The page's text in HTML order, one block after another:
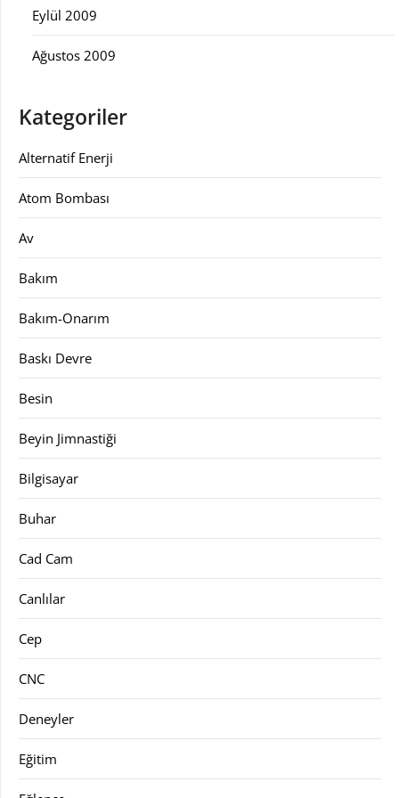
Eylül 2009
Ağustos 2009
Kategoriler
Alternatif Enerji
Atom Bombası
Av
Bakım
Bakım-Onarım
Baskı Devre
Besin
Beyin Jimnastiği
Bilgisayar
Buhar
Cad Cam
Canlılar
Cep
CNC
Deneyler
Eğitim